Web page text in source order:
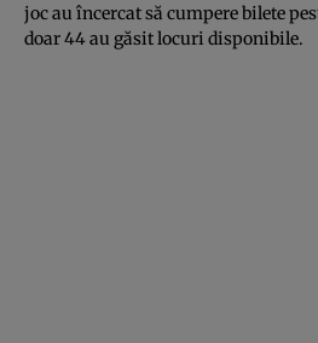
joc au încercat să cumpere bilete
doar 44 au găsit locuri disponibile.